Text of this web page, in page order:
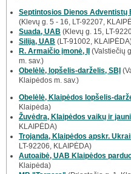
Septintosios Dienos Adventistų
(Klevų g. 5 - 16, LT-92207,
Suada, UAB (Klevų g. 15, LT-
Silija, UAB (LT-91002,
R. Armaičio įmonė, IĮ
(Valstiečių
m. sav.)
Obelėlė, lopšelis-darželis, SBĮ
Klaipėdos m. sav.)
Obelėlė, Klaipėdos lopšelis-
Klaipėda)
Žuvėdra, Klaipėdos vaikų ir
KLAIPĖDA)
Trojanda, Klaipėdos apskr.
LT-92206, KLAIPĖDA)
Autoaibė, UAB Klaipėdos
Klaipėda)